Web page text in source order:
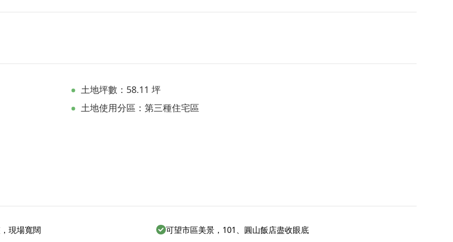
土地坪數：58.11 坪
土地使用分區：第三種住宅區
現場寬闊 可望市區美景，101、圓山飯店盡收眼底